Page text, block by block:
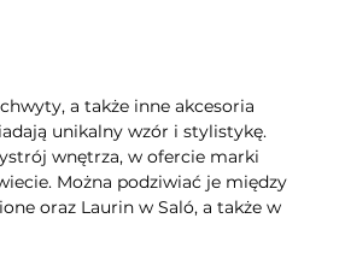
a także inne akcesoria
unikalny wzór i stylistykę.
wnętrza, w ofercie marki
Można podziwiać je między
oraz Laurin w Saló, a także w